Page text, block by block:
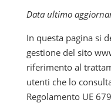
Data ultimo
In questa pagina si
gestione del sito
riferimento al
utenti che lo
Regolamento UE